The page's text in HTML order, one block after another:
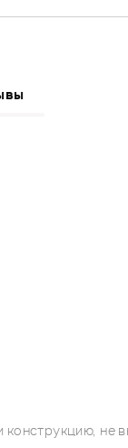
не